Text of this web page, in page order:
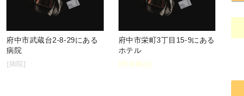
府中市武蔵台2-8-29にある
病院
[病院]
府中市栄町3丁目15-9にある
ホテル
[宿泊施設]